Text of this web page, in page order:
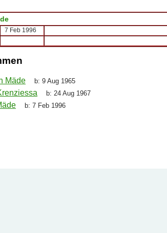
7 Feb 1996
Mäde b:9 Aug 1965
b: 24 Aug 1967
b:7 Feb 1996